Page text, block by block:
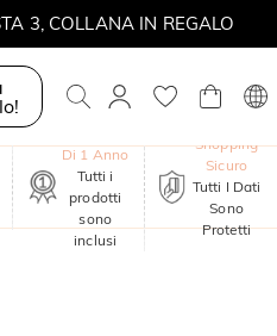
3, COLLANA IN REGALO
Di 1 Anno
Tutti i
prodotti
sono
inclusi
Shopping
Sicuro
Tutti I Dati
Sono
Protetti